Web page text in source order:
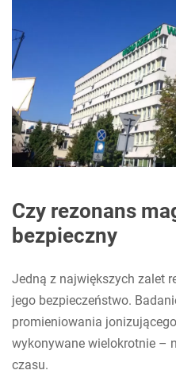
Czy rezonans
bezpieczny
Jedną z największych zalet
jego bezpieczeństwo.
promieniowania
wykonywane wielokrotnie –
czasu.